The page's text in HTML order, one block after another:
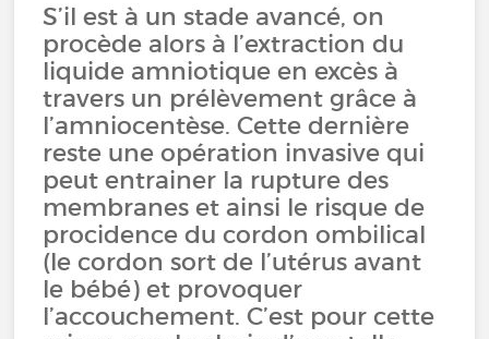
S’il est à un stade avancé, on
procède alors à l’extraction du
liquide amniotique en excès à
travers un prélèvement grâce à
l’amniocentèse. Cette dernière
reste une opération invasive qui
peut entrainer la rupture des
membranes et ainsi le risque de
procidence du cordon ombilical
(le cordon sort de l’utérus avant
le bébé) et provoquer
l’accouchement. C’est pour cette